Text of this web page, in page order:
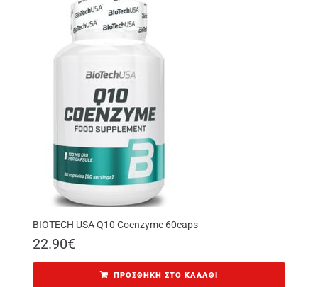
BIOTECH USA Q10 Coenzyme 60caps
22.90€
ΠΡΟΣΘΉΚΗ ΣΤΟ ΚΑΛΆΘΙ